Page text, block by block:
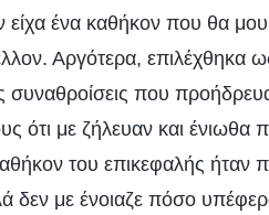
ένα καθήκον που θα
Αργότερα, επιλέχθηκα
συναθροίσεις που
ότι με ζήλευαν και
του επικεφαλής ήταν
δεν με ένοιαζε πόσο